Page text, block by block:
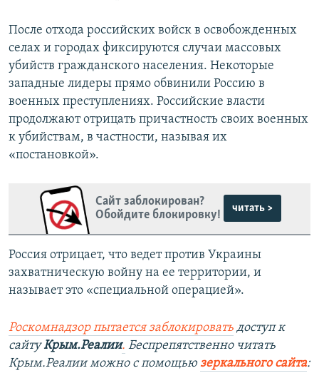
После отхода российских войск в освобожденных
селах и городах фиксируются случаи массовых
убийств гражданского населения. Некоторые
западные лидеры прямо обвинили Россию в
военных преступлениях. Российские власти
продолжают отрицать причастность своих военных
к убийствам, в частности, называя их
«постановкой».
Сайт заблокирован?
Обойдите блокировку!
читать >
Россия отрицает, что ведет против Украины
захватническую войну на ее территории, и
называет это «специальной операцией».
Роскомнадзор пытается заблокировать доступ к
сайтуКрым.Реалии. Беспрепятственно читать
Крым.Реалии можно с помощью зеркального сайта: